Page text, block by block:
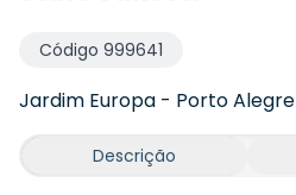
Código 999641
Jardim Europa - Porto Alegre
Descrição